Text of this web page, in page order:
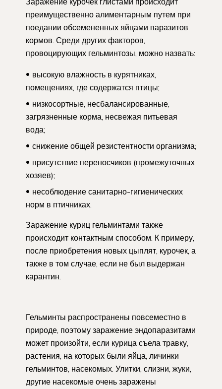
преимущественно алиментарным путем при
поедании обсемененных яйцами паразитов
кормов. Среди других факторов,
провоцирующих гельминтозы, можно назвать:
высокую влажность в курятниках,
помещениях, где содержатся птицы;
низкосортные, несбалансированные,
загрязненные корма, несвежая питьевая
вода;
снижение общей резистентности организма;
присутствие переносчиков (промежуточных
хозяев);
несоблюдение санитарно-гигиенических
норм в птичниках.
Заражение куриц гельминтами также
происходит контактным способом. К примеру,
после приобретения новых цыплят, курочек, а
также в том случае, если не был выдержан
карантин.
Гельминты распространены повсеместно в
природе, поэтому заражение эндопаразитами
может произойти, если курица съела травку,
растения, на которых были яйца, личинки
гельминтов, насекомых. Улитки, слизни, жуки,
другие насекомые очень заражены